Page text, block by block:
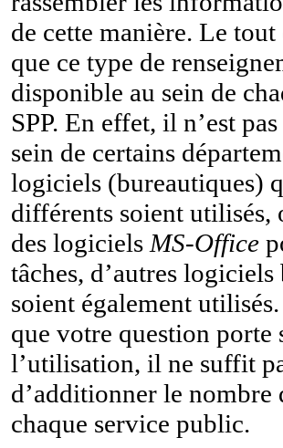
de cette manière. Le tout
que ce type de
disponible au sein de
SPP. En effet, il n’est
sein de certains
logiciels (bureautiques)
différents soient utilisés,
des logiciels MS-Office
tâches, d’autres
soient également
que votre question porte
l’utilisation, il ne suffit
d’additionner le nombre
chaque service public.